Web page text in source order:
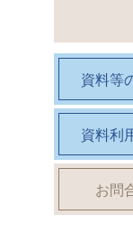
資料等
資料利
お問